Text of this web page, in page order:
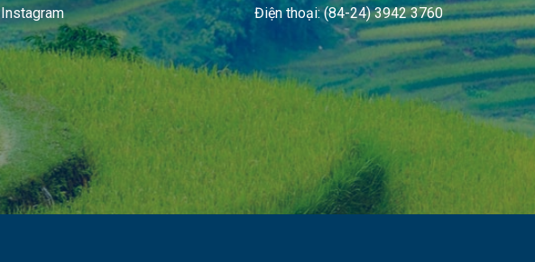
Instagram
Điện thoại: (84-24) 3942 3760